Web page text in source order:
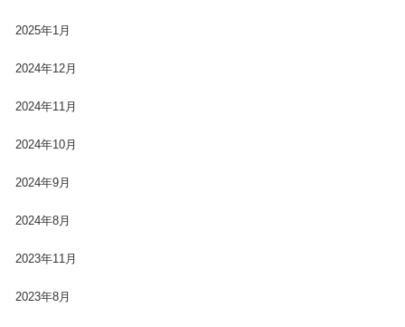
2025年1月
2024年12月
2024年11月
2024年10月
2024年9月
2024年8月
2023年11月
2023年8月